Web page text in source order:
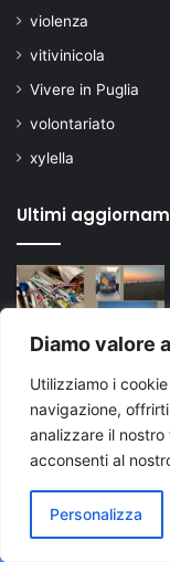
Diamo valore
Utilizziamo i
navigazione,
analizzare il nostro
acconsenti al
Personalizza
violenza
vitivinicola
Vivere in Puglia
volontariato
xylella
Ultimi